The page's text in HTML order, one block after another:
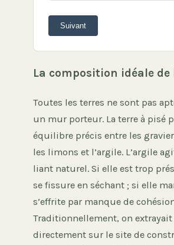
Suivant
La composition idéale de
Toutes les terres ne sont pas
un mur porteur. La terre à pisé
équilibre précis entre les
les limons et l’argile. L’argile
liant naturel. Si elle est trop
se fissure en séchant ; si elle
s’effrite par manque de
Traditionnellement, on extrayait
directement sur le site de